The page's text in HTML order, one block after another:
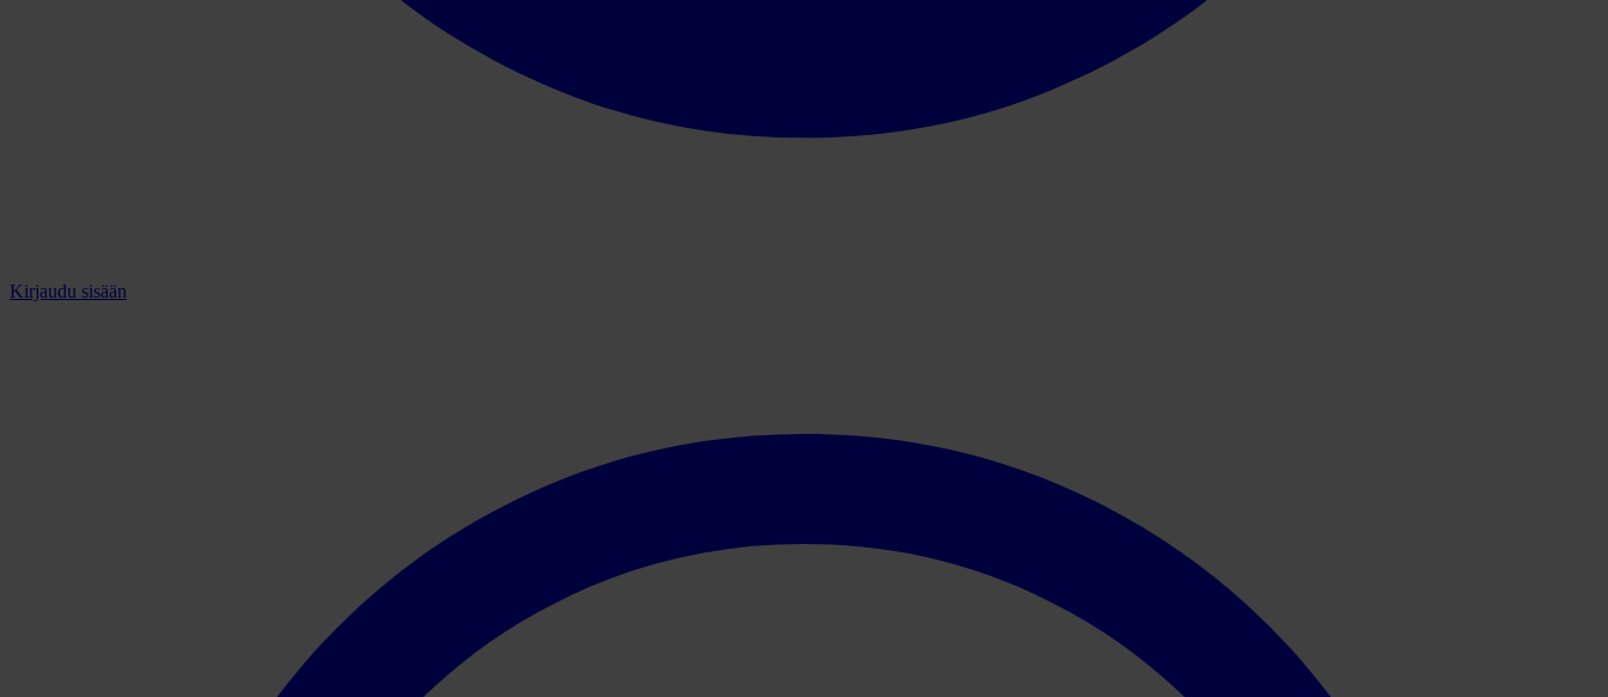
Kirjaudu sisään